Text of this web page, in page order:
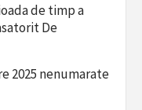
de timp a
De
2025 nenumarate